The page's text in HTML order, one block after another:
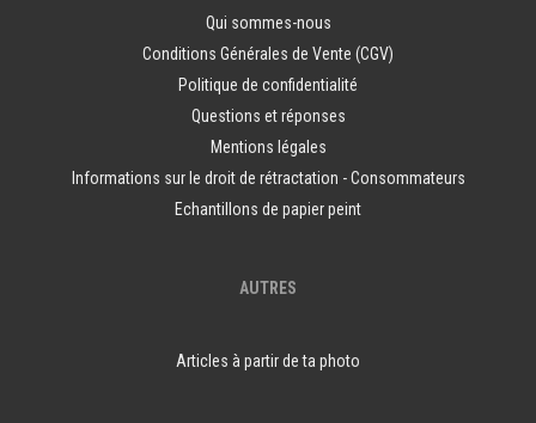
Qui sommes-nous
Conditions Générales de Vente (CGV)
Politique de confidentialité
Questions et réponses
Mentions légales
Informations sur le droit de rétractation - Consommateurs
Echantillons de papier peint
AUTRES
Articles à partir de ta photo